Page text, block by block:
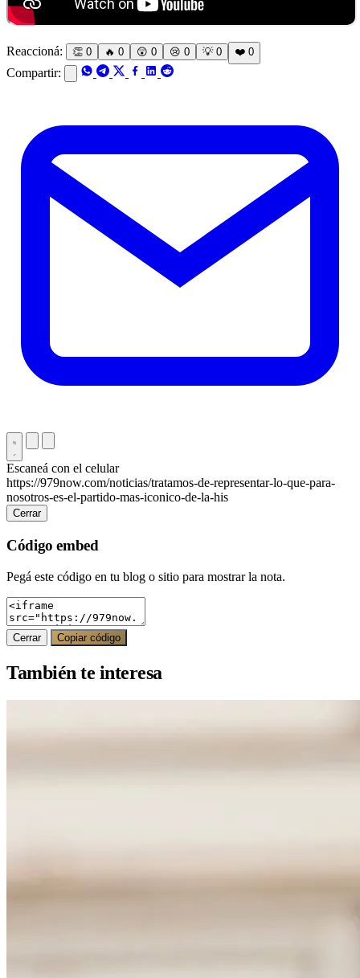
Reaccioná: 👏 0 🔥 0 😲 0 😢 0 💡 0 ❤️ 0
Compartir:
Escaneá con el celular
https://979now.com/noticias/tratamos-de-representar-lo-que-para-
nosotros-es-el-partido-mas-iconico-de-la-his
Cerrar
Código embed
Pegá este código en tu blog o sitio para mostrar la nota.
Cerrar Copiar código
También te interesa